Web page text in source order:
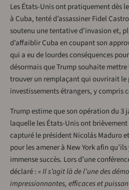
Les États-Unis ont pratiquement dès
à Cuba, tenté d’assassiner Fidel
soutenu une tentative d’invasion et,
d’affaiblir Cuba en coupant son
qui a eu de lourdes conséquences
désormais que Trump souhaite
trouver un remplaçant qui ouvrirait le
investissements étrangers, y compris
Trump estime que son opération du 3
laquelle les États-Unis ont
capturé le président Nicolás Maduro
pour les amener à New York afin
immense succès. Lors d’une
déclaré :« Il s’agit là de l’une des
impressionnantes, efficaces et